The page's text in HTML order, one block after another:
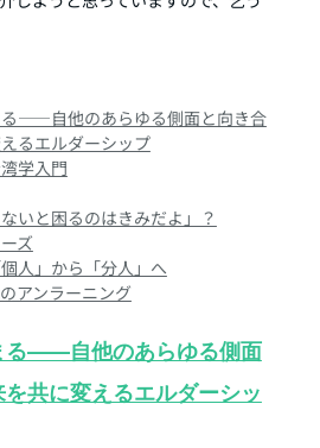
る――自他のあらゆる側面と向き合
るエルダーシップ
学入門
いと困るのはきみだよ」？
ズ
人」から「分人」へ
アンラーニング
る――自他のあらゆる側面
共に変えるエルダーシッ